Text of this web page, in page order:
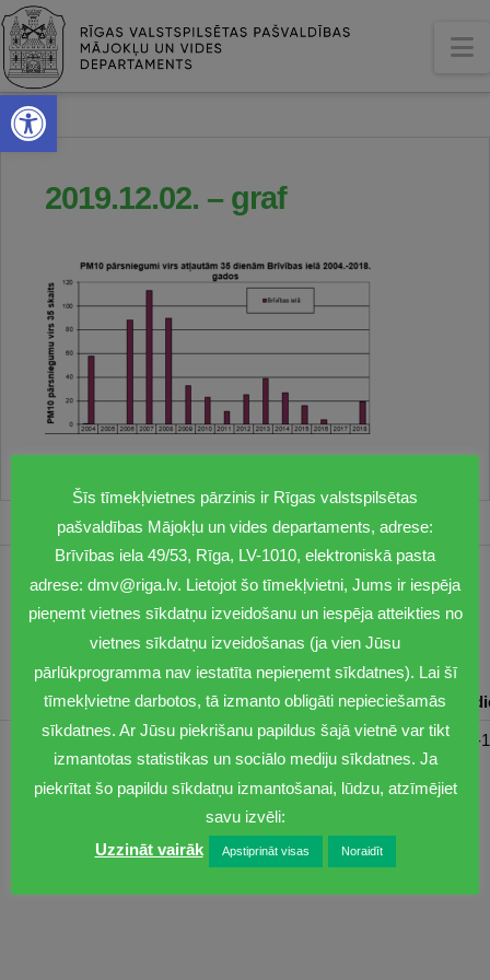
Open toolbar
2019.12.02. – graf
1201
dmv@riga.lv
Pirmdiena Otrdiena Trešdiena Ceturtdiena
08:30-17:00 08:00-17:00 08:00-17:00 08:00-17:00 08:00-
Šīs tīmekļvietnes pārzinis ir Rīgas valstspilsētas
pašvaldības Mājokļu un vides departaments, adrese:
Brīvības iela 49/53, Rīga, LV-1010, elektroniskā pasta
adrese: dmv@riga.lv. Lietojot šo tīmekļvietni, Jums ir iespēja
pieņemt vietnes sīkdatņu izveidošanu un iespēja atteikties no
vietnes sīkdatņu izveidošanas (ja vien Jūsu
pārlūkprogramma nav iestatīta nepieņemt sīkdatnes). Lai šī
tīmekļvietne darbotos, tā izmanto obligāti nepieciešamās
sīkdatnes. Ar Jūsu piekrišanu papildus šajā vietnē var tikt
izmantotas statistikas un sociālo mediju sīkdatnes. Ja
piekrītat šo papildu sīkdatņu izmantošanai, lūdzu, atzīmējiet
savu izvēli:
Uzzināt vairāk
Apstiprināt visas Noraidīt